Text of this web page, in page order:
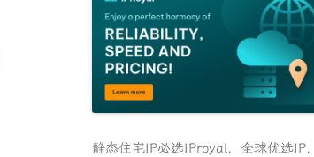
静态住宅IP必选IProyal，全球优选IP